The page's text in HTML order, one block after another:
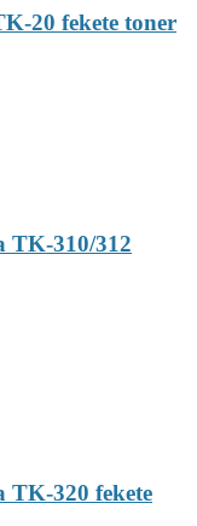
20 fekete toner
TK-310/312
320 fekete